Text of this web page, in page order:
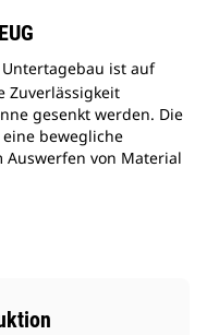
ist auf
Zuverlässigkeit
gesenkt werden. Die
bewegliche
von Material